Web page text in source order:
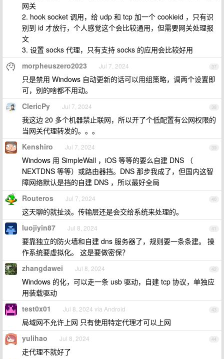
网关
2. hook socket 调用，给 udp 和 tcp 加一个 cookieid ，只有识
别到 id 才放行，个人感觉这个会比较通用，但需要网关处理报
文
3. 设置 socks 代理，只有支持 socks 的应用会比较好用
37
morpheuszero2023 Jul 7, 2024
只是禁用 Windows 自动更新的话可以用组策略，调两个设置即
可，别的啥都不用动。
38
ClericPy Jul 7, 2024
我这边 20 多个机器禁止联网，所以开了个低配置有公网权限的
当网关代理转发的。。。
39
Kenshiro Jul 7, 2024
Windows 用 SimpleWall ，iOS 等等的要么自建 DNS （
NEXTDNS 等等）或路由器挡。DNS 那步我成了，但国内这智
障网络默认是挡的自建 DNS ，所以最好全局
40
Routeros Jul 7, 2024
这天聊的就扯淡。传输层还是会交给系统来处理的。
41
luojiyin87 Jul 8, 2024
要靠独立的防火墙和自建 dns 服务器了，规则要一条条建。 操
作系统要虚拟化。 这是要做密保？
42
zhangdawei Jul 8, 2024
Windows 的化，可以走一条 usb 驱动，自建 tcp 协议，单独应
用装载驱动
43
test0x01 Jul 8, 2024 via Android
局域网不允许上网 只有使用特定代理才可以上网
44
yulihao Jul 8, 2024
走代理不就好了